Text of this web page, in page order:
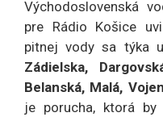
Východoslovenská
pre Rádio Košice
pitnej vody sa týka
Zádielska,
Belanská, Malá,
je porucha, ktorá